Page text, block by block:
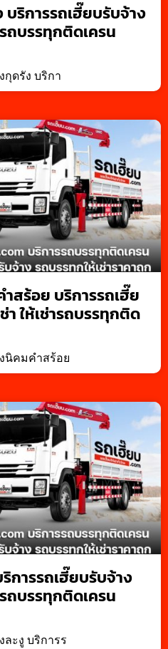
ริการรถเฮี๊ยบรับจ้าง
รถบรรทุกติดเครน
กุดรัง บริกา
สร้อย บริการรถเฮี๊ย
า ให้เช่ารถบรรทุกติด
นิคมคำสร้อย
การรถเฮี๊ยบรับจ้าง
รถบรรทุกติดเครน
ละงู บริการร